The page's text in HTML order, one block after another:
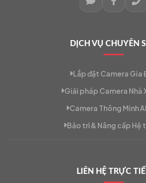
DỊCH VỤ CHUYÊN
Lắp đặt Camera Gia
Giải pháp Camera Nhà
Camera Thông Minh
Bảo trì & Nâng cấp Hệ
LIÊN HỆ TRỰC